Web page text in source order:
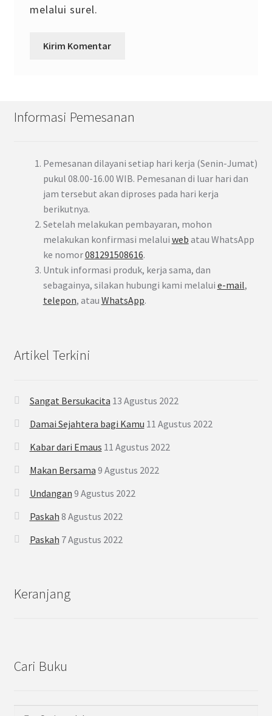
melalui surel.
Informasi Pemesanan
Pemesanan dilayani setiap hari kerja (Senin-Jumat)
pukul 08.00-16.00 WIB. Pemesanan di luar hari dan
jam tersebut akan diproses pada hari kerja
berikutnya.
Setelah melakukan pembayaran, mohon
melakukan konfirmasi melalui web atau WhatsApp
ke nomor081291508616.
Untuk informasi produk, kerja sama, dan
sebagainya, silakan hubungi kami melalui e-mail,
telepon, atau WhatsApp.
Artikel Terkini
Sangat Bersukacita 13 Agustus 2022
Damai Sejahtera bagi Kamu 11 Agustus 2022
Kabar dari Emaus 11 Agustus 2022
Makan Bersama 9 Agustus 2022
Undangan 9 Agustus 2022
Paskah 8 Agustus 2022
Paskah 7 Agustus 2022
Keranjang
Cari Buku
Pencarian